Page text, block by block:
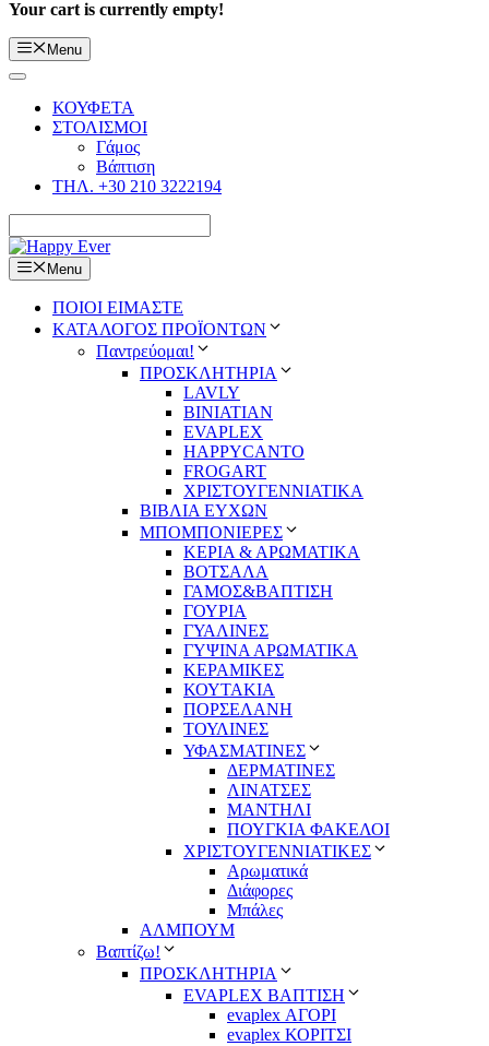
Your cart is currently empty!
Menu
ΚΟΥΦΕΤΑ
ΣΤΟΛΙΣΜΟΙ
Γάμος
Βάπτιση
ΤΗΛ. +30 210 3222194
Menu
ΠΟΙΟΙ ΕΙΜΑΣΤΕ
ΚΑΤΑΛΟΓΟΣ ΠΡΟΪΟΝΤΩΝ
Παντρεύομαι!
ΠΡΟΣΚΛΗΤΗΡΙΑ
LAVLY
BINIATIAN
EVAPLEX
HAPPYCANTO
FROGART
ΧΡΙΣΤΟΥΓΕΝΝΙΑΤΙΚΑ
ΒΙΒΛΙΑ ΕΥΧΩΝ
ΜΠΟΜΠΟΝΙΕΡΕΣ
ΚΕΡΙΑ & ΑΡΩΜΑΤΙΚΑ
ΒΟΤΣΑΛΑ
ΓΑΜΟΣ&ΒΑΠΤΙΣΗ
ΓΟΥΡΙΑ
ΓΥΑΛΙΝΕΣ
ΓΥΨΙΝΑ ΑΡΩΜΑΤΙΚΑ
ΚΕΡΑΜΙΚΕΣ
ΚΟΥΤΑΚΙΑ
ΠΟΡΣΕΛΑΝΗ
ΤΟΥΛΙΝΕΣ
ΥΦΑΣΜΑΤΙΝΕΣ
ΔΕΡΜΑΤΙΝΕΣ
ΛΙΝΑΤΣΕΣ
ΜΑΝΤΗΛΙ
ΠΟΥΓΚΙΑ ΦΑΚΕΛΟΙ
ΧΡΙΣΤΟΥΓΕΝΝΙΑΤΙΚΕΣ
Αρωματικά
Διάφορες
Μπάλες
ΑΛΜΠΟΥΜ
Βαπτίζω!
ΠΡΟΣΚΛΗΤΗΡΙΑ
EVAPLEX ΒΑΠΤΙΣΗ
evaplex ΑΓΟΡΙ
evaplex ΚΟΡΙΤΣΙ